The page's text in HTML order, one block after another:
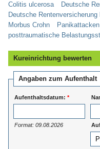
Colitis ulcerosa
Deutsche
Deutsche Rentenversicherung
Morbus Crohn
Panikattacken
posttraumatische
Kureinrichtung bewerten
Angaben zum Aufenthalt
Aufenthaltsdatum: *
Format: 09.08.2026